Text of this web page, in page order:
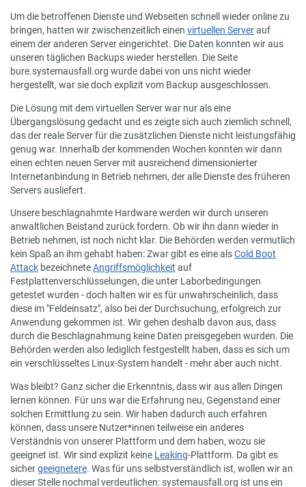
Um die betroffenen Dienste und Webseiten schnell wieder online zu
bringen, hatten wir zwischenzeitlich einen virtuellen Serverauf
einem der anderen Server eingerichtet. Die Daten konnten wir aus
unseren täglichen Backups wieder herstellen. Die Seite
bure.systemausfall.org wurde dabei von uns nicht wieder
hergestellt, war sie doch explizit vom Backup ausgeschlossen.
Die Lösung mit dem virtuellen Server war nur als eine
Übergangslösung gedacht und es zeigte sich auch ziemlich schnell,
das der reale Server für die zusätzlichen Dienste nicht leistungsfähig
genug war. Innerhalb der kommenden Wochen konnten wir dann
einen echten neuen Server mit ausreichend dimensionierter
Internetanbindung in Betrieb nehmen, der alle Dienste des früheren
Servers ausliefert.
Unsere beschlagnahmte Hardware werden wir durch unseren
anwaltlichen Beistand zurück fordern. Ob wir ihn dann wieder in
Betrieb nehmen, ist noch nicht klar. Die Behörden werden vermutlich
kein Spaß an ihm gehabt haben: Zwar gibt es eine alsCold Boot
Attack bezeichneteAngriffsmöglichkeit auf
Festplattenverschlüsselungen, die unter Laborbedingungen
getestet wurden - doch halten wir es für unwahrscheinlich, dass
diese im "Feldeinsatz", also bei der Durchsuchung, erfolgreich zur
Anwendung gekommen ist. Wir gehen deshalb davon aus, dass
durch die Beschlagnahmung keine Daten preisgegeben wurden. Die
Behörden werden also lediglich festgestellt haben, dass es sich um
ein verschlüsseltes Linux-System handelt - mehr aber auch nicht.
Was bleibt? Ganz sicher die Erkenntnis, dass wir aus allen Dingen
lernen können. Für uns war die Erfahrung neu, Gegenstand einer
solchen Ermittlung zu sein. Wir haben dadurch auch erfahren
können, dass unsere Nutzer*innen teilweise ein anderes
Verständnis von unserer Plattform und dem haben, wozu sie
geeignet ist. Wir sind explizit keine Leaking-Plattform. Da gibt es
sichergeeignetere. Was für uns selbstverständlich ist, wollen wir an
dieser Stelle nochmal verdeutlichen: systemausfall.org ist uns ein